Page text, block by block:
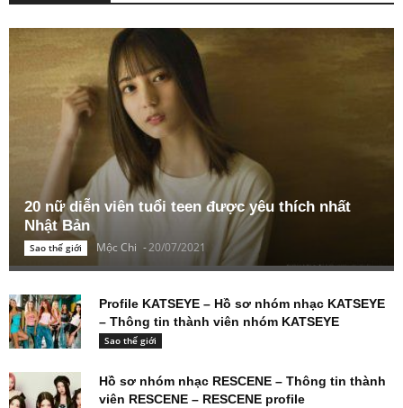
20 nữ diễn viên tuổi teen được yêu thích nhất
Nhật Bản
Sao thế giới Mộc Chi -20/07/2021
Profile KATSEYE – Hồ sơ nhóm nhạc KATSEYE
– Thông tin thành viên nhóm KATSEYE
Sao thế giới
Hồ sơ nhóm nhạc RESCENE – Thông tin thành
viên RESCENE – RESCENE profile